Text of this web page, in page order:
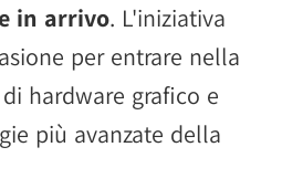
in arrivo. L'iniziativa
per entrare nella
hardware grafico e
più avanzate della